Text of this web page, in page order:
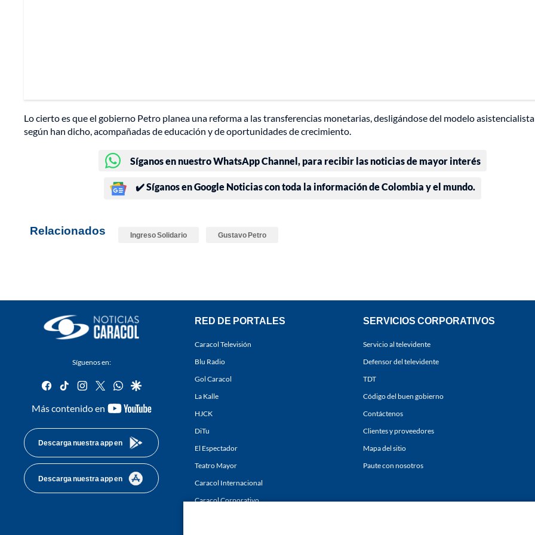
Lo cierto es que el gobierno Petro planea una reforma a las transferencias monetarias, desligándose del modelo asistencialista
según han dicho, acompañadas de educación y de oportunidades de crecimiento.
Síganos en nuestro WhatsApp Channel, para recibir las noticias de mayor interés
✔️ Síganos en Google Noticias con toda la información de Colombia y el mundo.
Relacionados Ingreso Solidario Gustavo Petro
Síguenos en:
facebook
tiktok instagram
twitterwhatsapp
google
Más contenido en
youtube-
Descarga nuestra app en
Descarga nuestra app en
RED DE PORTALES
Caracol Televisión
Blu Radio
Gol Caracol
La Kalle
HJCK
DiTu
El Espectador
Teatro Mayor
Caracol Internacional
Caracol Corporativo
SERVICIOS CORPORATIVOS
Servicio al televidente
Defensor del televidente
TDT
Código del buen gobierno
Contáctenos
Clientes y proveedores
Mapa del sitio
Paute con nosotros